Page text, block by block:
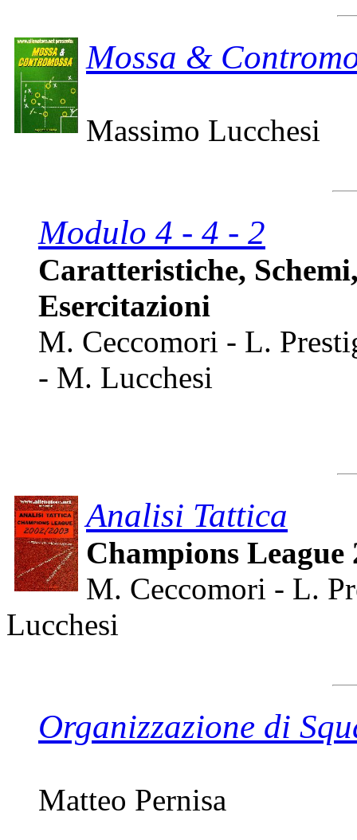
Mossa &
Massimo Lucchesi
Modulo 4 - 4 - 2
Caratteristiche,
Esercitazioni
M. Ceccomori - L.
- M. Lucchesi
Analisi Tattica
Champions League
M. Ceccomori - L.
Lucchesi
Organizzazione di
Matteo Pernisa